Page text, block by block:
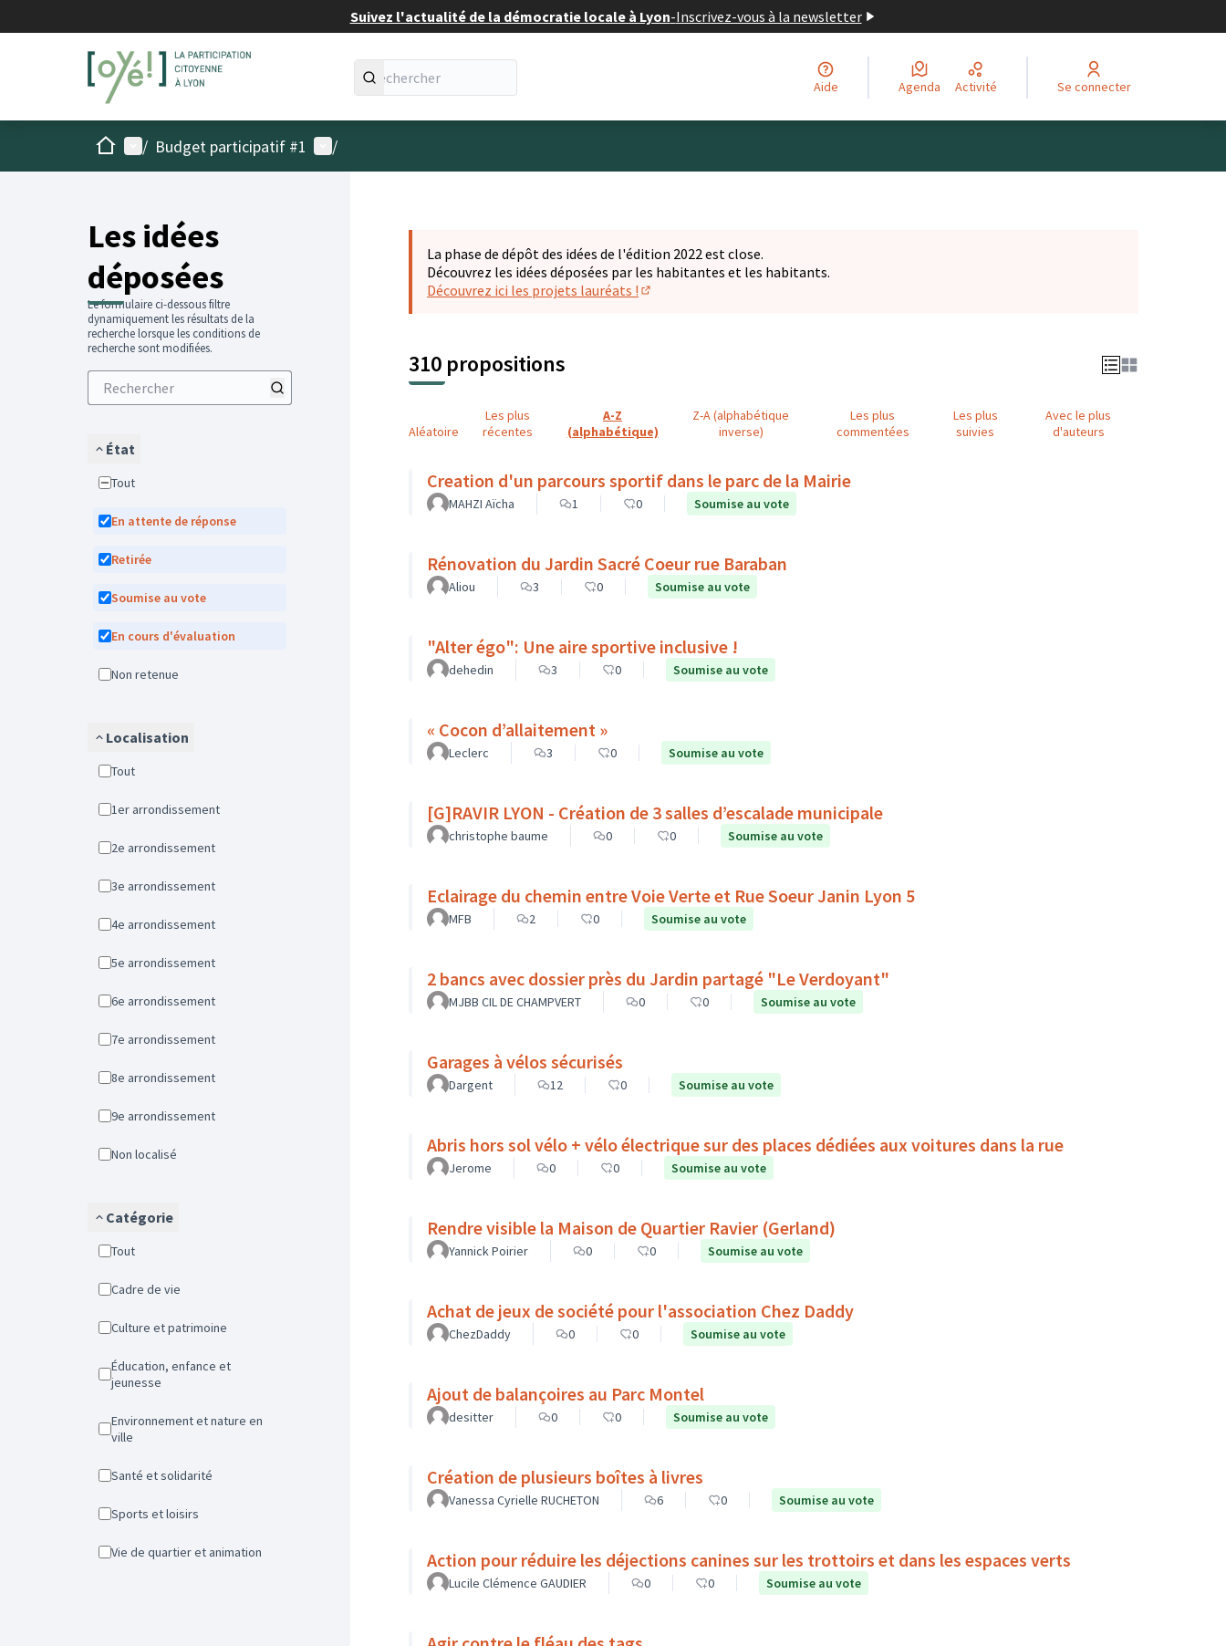
Suivez l'actualité de la démocratie locale à Lyon-Inscrivez-vous à la newsletter
Aide Agenda Activité Se connecter
AccueilMenu principal
/ Budget participatif #1 Menu utilisateur
/
Les idées
déposées
Le formulaire ci-dessous filtre
dynamiquement les résultats de la
recherche lorsque les conditions de
recherche sont modifiées.
État
Tout
En attente de réponse
Retirée
Soumise au vote
En cours d'évaluation
Non retenue
Localisation
Tout
1er arrondissement
2e arrondissement
3e arrondissement
4e arrondissement
5e arrondissement
6e arrondissement
7e arrondissement
8e arrondissement
9e arrondissement
Non localisé
Catégorie
Tout
Cadre de vie
Culture et patrimoine
Éducation, enfance et
jeunesse
Environnement et nature en
ville
Santé et solidarité
Sports et loisirs
Vie de quartier et animation
La phase de dépôt des idées de l'édition 2022 est close.
Découvrez les idées déposées par les habitantes et les habitants.
Découvrez ici les projets lauréats !
310 propositions
Aléatoire
Les plus
récentes
A-Z
(alphabétique)
Z-A (alphabétique
inverse)
Les plus
commentées
Les plus
suivies
Avec le plus
d'auteurs
Creation d'un parcours sportif dans le parc de la Mairie
MAHZI Aïcha 1 0 Soumise au vote
Rénovation du Jardin Sacré Coeur rue Baraban
Aliou 3 0 Soumise au vote
"Alter égo": Une aire sportive inclusive !
dehedin 3 0 Soumise au vote
« Cocon d’allaitement »
Leclerc 3 0 Soumise au vote
[G]RAVIR LYON - Création de 3 salles d’escalade municipale
christophe baume 0 0 Soumise au vote
Eclairage du chemin entre Voie Verte et Rue Soeur Janin Lyon 5
MFB 2 0 Soumise au vote
2 bancs avec dossier près du Jardin partagé "Le Verdoyant"
MJBB CIL DE CHAMPVERT 0 0 Soumise au vote
Garages à vélos sécurisés
Dargent 12 0 Soumise au vote
Abris hors sol vélo + vélo électrique sur des places dédiées aux voitures dans la rue
Jerome 0 0 Soumise au vote
Rendre visible la Maison de Quartier Ravier (Gerland)
Yannick Poirier 0 0 Soumise au vote
Achat de jeux de société pour l'association Chez Daddy
ChezDaddy 0 0 Soumise au vote
Ajout de balançoires au Parc Montel
desitter 0 0 Soumise au vote
Création de plusieurs boîtes à livres
Vanessa Cyrielle RUCHETON 6 0 Soumise au vote
Action pour réduire les déjections canines sur les trottoirs et dans les espaces verts
Lucile Clémence GAUDIER 0 0 Soumise au vote